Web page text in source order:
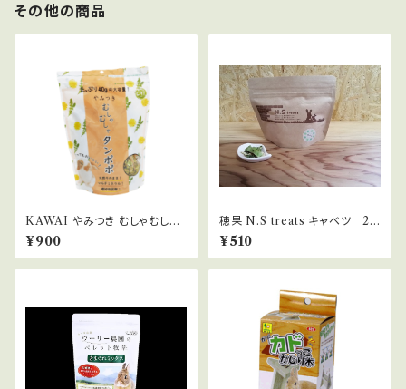
その他の商品
KAWAI やみつき むしゃむしゃ
たんぽぽ 60g
¥900
穂果 N.S treats キャベツ 20
g
¥510